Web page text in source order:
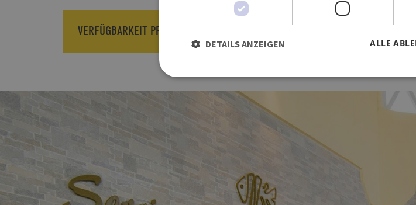
VERFÜGBARKEIT PRÜFEN
ALLE
DETAILS ANZEIGEN